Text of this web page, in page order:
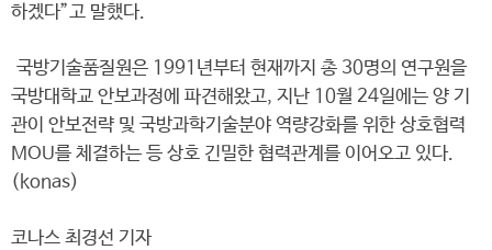
하겠다”고 말했다.
국방기술품질원은 1991년부터 현재까지 총 30명의 연구원을
국방대학교 안보과정에 파견해왔고, 지난 10월 24일에는 양 기
관이 안보전략 및 국방과학기술분야 역량강화를 위한 상호협력
MOU를 체결하는 등 상호 긴밀한 협력관계를 이어오고 있다.
(konas)
코나스 최경선 기자